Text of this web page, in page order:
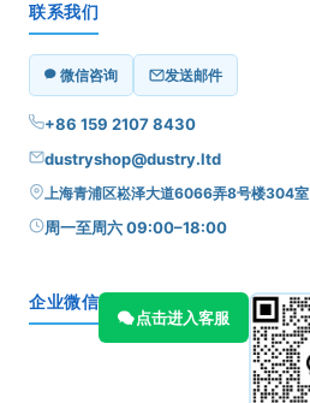
联系我们
微信咨询 发送邮件
+86 159 2107 8430
dustryshop@dustry.ltd
上海青浦区崧泽大道6066弄8号楼304室
周一至周六 09:00–18:00
企业微信
点击进入客服